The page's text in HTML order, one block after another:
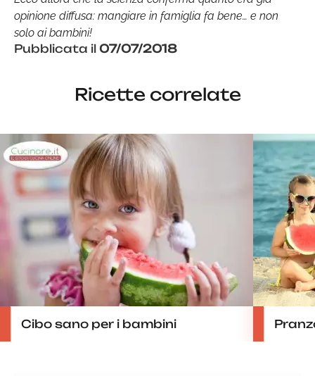
opinione diffusa: mangiare in famiglia fa bene… e non
solo ai bambini!
Pubblicata il 07/07/2018
Ricette correlate
Cibo sano per i bambini